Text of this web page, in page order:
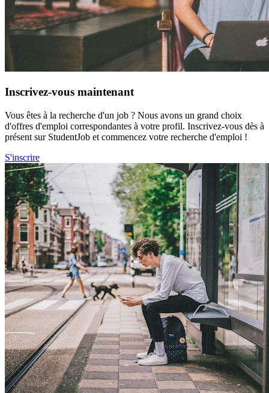
Inscrivez-vous maintenant
Vous êtes à la recherche d'un job ? Nous avons un grand choix
d'offres d'emploi correspondantes à votre profil. Inscrivez-vous dès à
présent sur StudentJob et commencez votre recherche d'emploi !
S'inscrire